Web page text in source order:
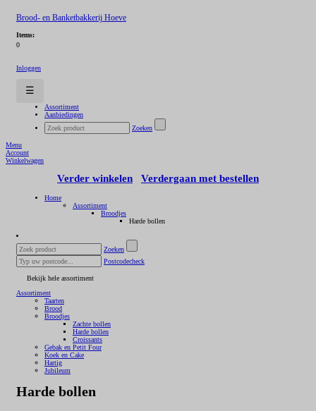
Brood- en Banketbakkerij Hoeve
Items:
0
Inloggen
☰
Assortiment
Aanbiedingen
Zoeken
Menu
Account
Winkelwagen
Verder winkelen Verdergaan met bestellen
Home
Assortiment
Broodjes
Harde bollen
Zoeken
Postcodecheck
Bekijk hele assortiment
Assortiment
Taarten
Brood
Broodjes
Zachte bollen
Harde bollen
Croissants
Gebak en Petit Four
Koek en Cake
Hartig
Jubileum
Harde bollen